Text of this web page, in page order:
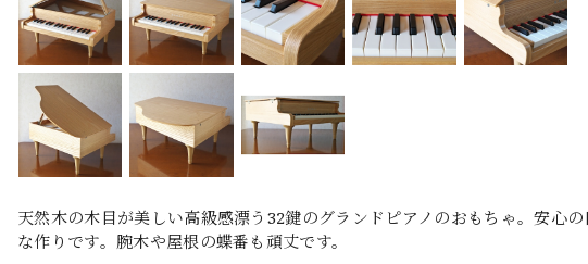
天然木の木目が美しい高級感漂う32鍵のグランドピアノのおもちゃ。安心
な作りです。腕木や屋根の蝶番も頑丈です。